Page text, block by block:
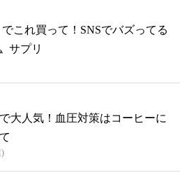
でこれ買って！SNSでバズってる
サプリ
大人気！血圧対策はコーヒーに
)